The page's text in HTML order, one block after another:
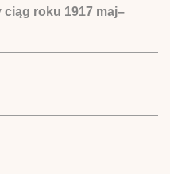
ciąg roku 1917 maj–